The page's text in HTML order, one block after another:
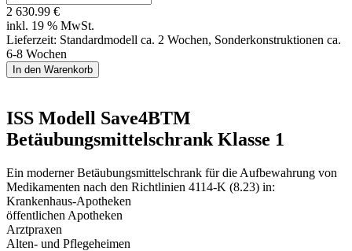
2 630.99 €
inkl. 19 % MwSt.
Lieferzeit: Standardmodell ca. 2 Wochen, Sonderkonstruktionen ca.
6-8 Wochen
ISS Modell Save4BTM
Betäubungsmittelschrank Klasse 1
Ein moderner Betäubungsmittelschrank für die Aufbewahrung von
Medikamenten nach den Richtlinien 4114-K (8.23) in:
Krankenhaus-Apotheken
öffentlichen Apotheken
Arztpraxen
Alten- und Pflegeheimen